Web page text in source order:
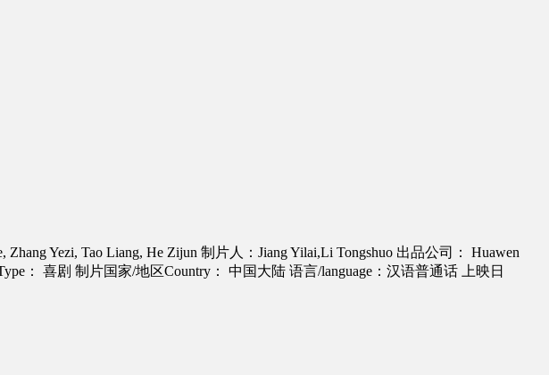
Zhang Yezi, Tao Liang, He Zijun 制片人：Jiang Yilai,Li Tongshuo 出品公司： Huawen
： 喜剧 制片国家/地区Country： 中国大陆 语言/language：汉语普通话
上映日